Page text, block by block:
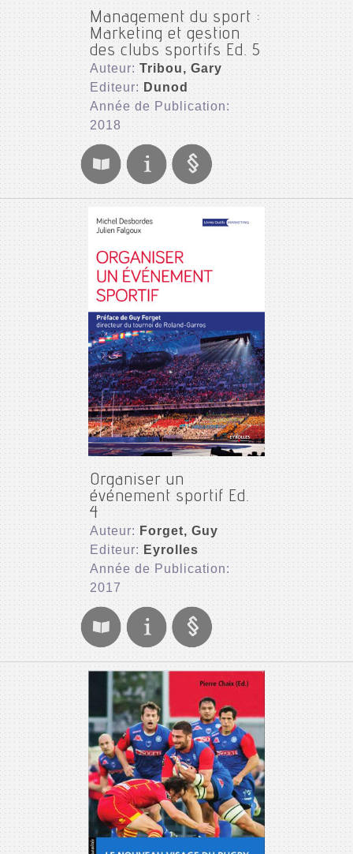
Management du sport :
Marketing et gestion
des clubs sportifs Ed. 5
Auteur:Tribou, Gary
Editeur: Dunod
Année de Publication:
2018
Organiser un
événement sportif Ed.
4
Auteur: Forget, Guy
Editeur: Eyrolles
Année de Publication:
2017